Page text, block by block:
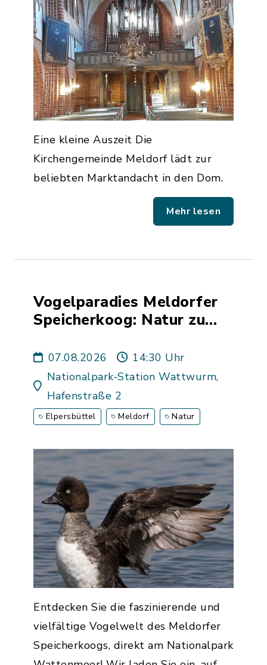
Eine kleine Auszeit Die
Kirchengemeinde Meldorf lädt zur
beliebten Marktandacht in den Dom.
Mehr lesen
Vogelparadies Meldorfer
Speicherkoog: Natur zu
07.08.2026
14:30 Uhr
Nationalpark-Station Wattwurm,
Hafenstraße 2
Elpersbüttel Meldorf Natur
Entdecken Sie die faszinierende und
vielfältige Vogelwelt des Meldorfer
Speicherkoogs, direkt am Nationalpark